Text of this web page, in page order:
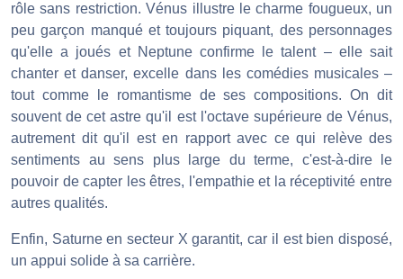
rôle sans restriction. Vénus illustre le charme fougueux, un
peu garçon manqué et toujours piquant, des personnages
qu'elle a joués et Neptune confirme le talent – elle sait
chanter et danser, excelle dans les comédies musicales –
tout comme le romantisme de ses compositions. On dit
souvent de cet astre qu'il est l'octave supérieure de Vénus,
autrement dit qu'il est en rapport avec ce qui relève des
sentiments au sens plus large du terme, c'est-à-dire le
pouvoir de capter les êtres, l'empathie et la réceptivité entre
autres qualités.
Enfin, Saturne en secteur X garantit, car il est bien disposé,
un appui solide à sa carrière.